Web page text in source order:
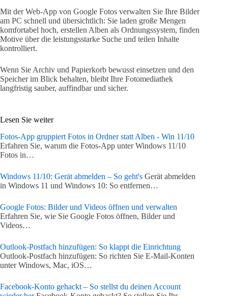
Mit der Web-App von Google Fotos verwalten Sie Ihre Bilder
am PC schnell und übersichtlich: Sie laden große Mengen
komfortabel hoch, erstellen Alben als Ordnungssystem, finden
Motive über die leistungsstarke Suche und teilen Inhalte
kontrolliert.
Wenn Sie Archiv und Papierkorb bewusst einsetzen und den
Speicher im Blick behalten, bleibt Ihre Fotomediathek
langfristig sauber, auffindbar und sicher.
Lesen Sie weiter
Fotos-App gruppiert Fotos in Ordner statt Alben - Win 11/10
Erfahren Sie, warum die Fotos-App unter Windows 11/10
Fotos in…
Windows 11/10: Gerät abmelden – So geht's Gerät abmelden
in Windows 11 und Windows 10: So entfernen…
Google Fotos: Bilder und Videos öffnen und verwalten
Erfahren Sie, wie Sie Google Fotos öffnen, Bilder und
Videos…
Outlook-Postfach hinzufügen: So klappt die Einrichtung
Outlook-Postfach hinzufügen: So richten Sie E-Mail-Konten
unter Windows, Mac, iOS…
Facebook-Konto gehackt – So stellst du deinen Account